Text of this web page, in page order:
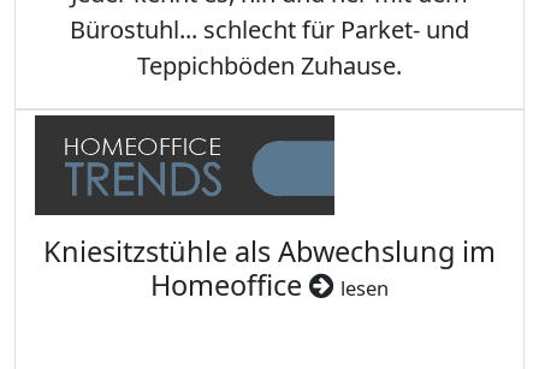
Bürostuhl... schlecht für Parket- und
Teppichböden Zuhause.
Kniesitzstühle als Abwechslung im
Homeoffice
lesen